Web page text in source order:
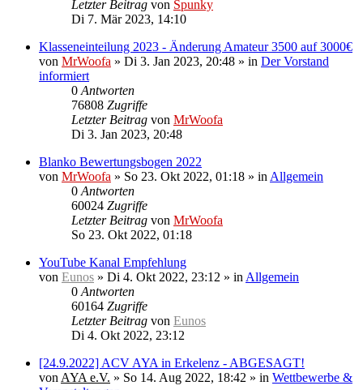
Letzter Beitrag von Spunky
Di 7. Mär 2023, 14:10
Klasseneinteilung 2023 - Änderung Amateur 3500 auf 3000€
von MrWoofa » Di 3. Jan 2023, 20:48 » in Der Vorstand
informiert
0 Antworten
76808 Zugriffe
Letzter Beitrag von MrWoofa
Di 3. Jan 2023, 20:48
Blanko Bewertungsbogen 2022
von MrWoofa » So 23. Okt 2022, 01:18 » in Allgemein
0 Antworten
60024 Zugriffe
Letzter Beitrag von MrWoofa
So 23. Okt 2022, 01:18
YouTube Kanal Empfehlung
von Eunos » Di 4. Okt 2022, 23:12 » in Allgemein
0 Antworten
60164 Zugriffe
Letzter Beitrag von Eunos
Di 4. Okt 2022, 23:12
[24.9.2022] ACV AYA in Erkelenz - ABGESAGT!
von AYA e.V. » So 14. Aug 2022, 18:42 » in Wettbewerbe &